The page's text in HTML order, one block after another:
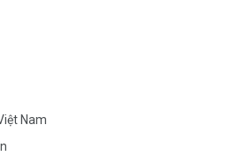
Nam